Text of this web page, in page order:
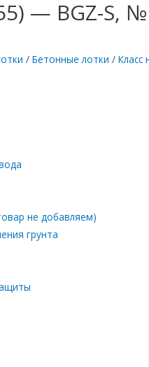
— BGZ-S, №
/ Бетонные лотки / Класс
не добавляем)
грунта